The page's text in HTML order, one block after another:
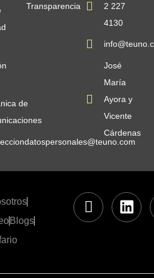
de
Transparencia
2 227
4130
José
María
Ayora y
Vicente
Cárdenas
Blogs